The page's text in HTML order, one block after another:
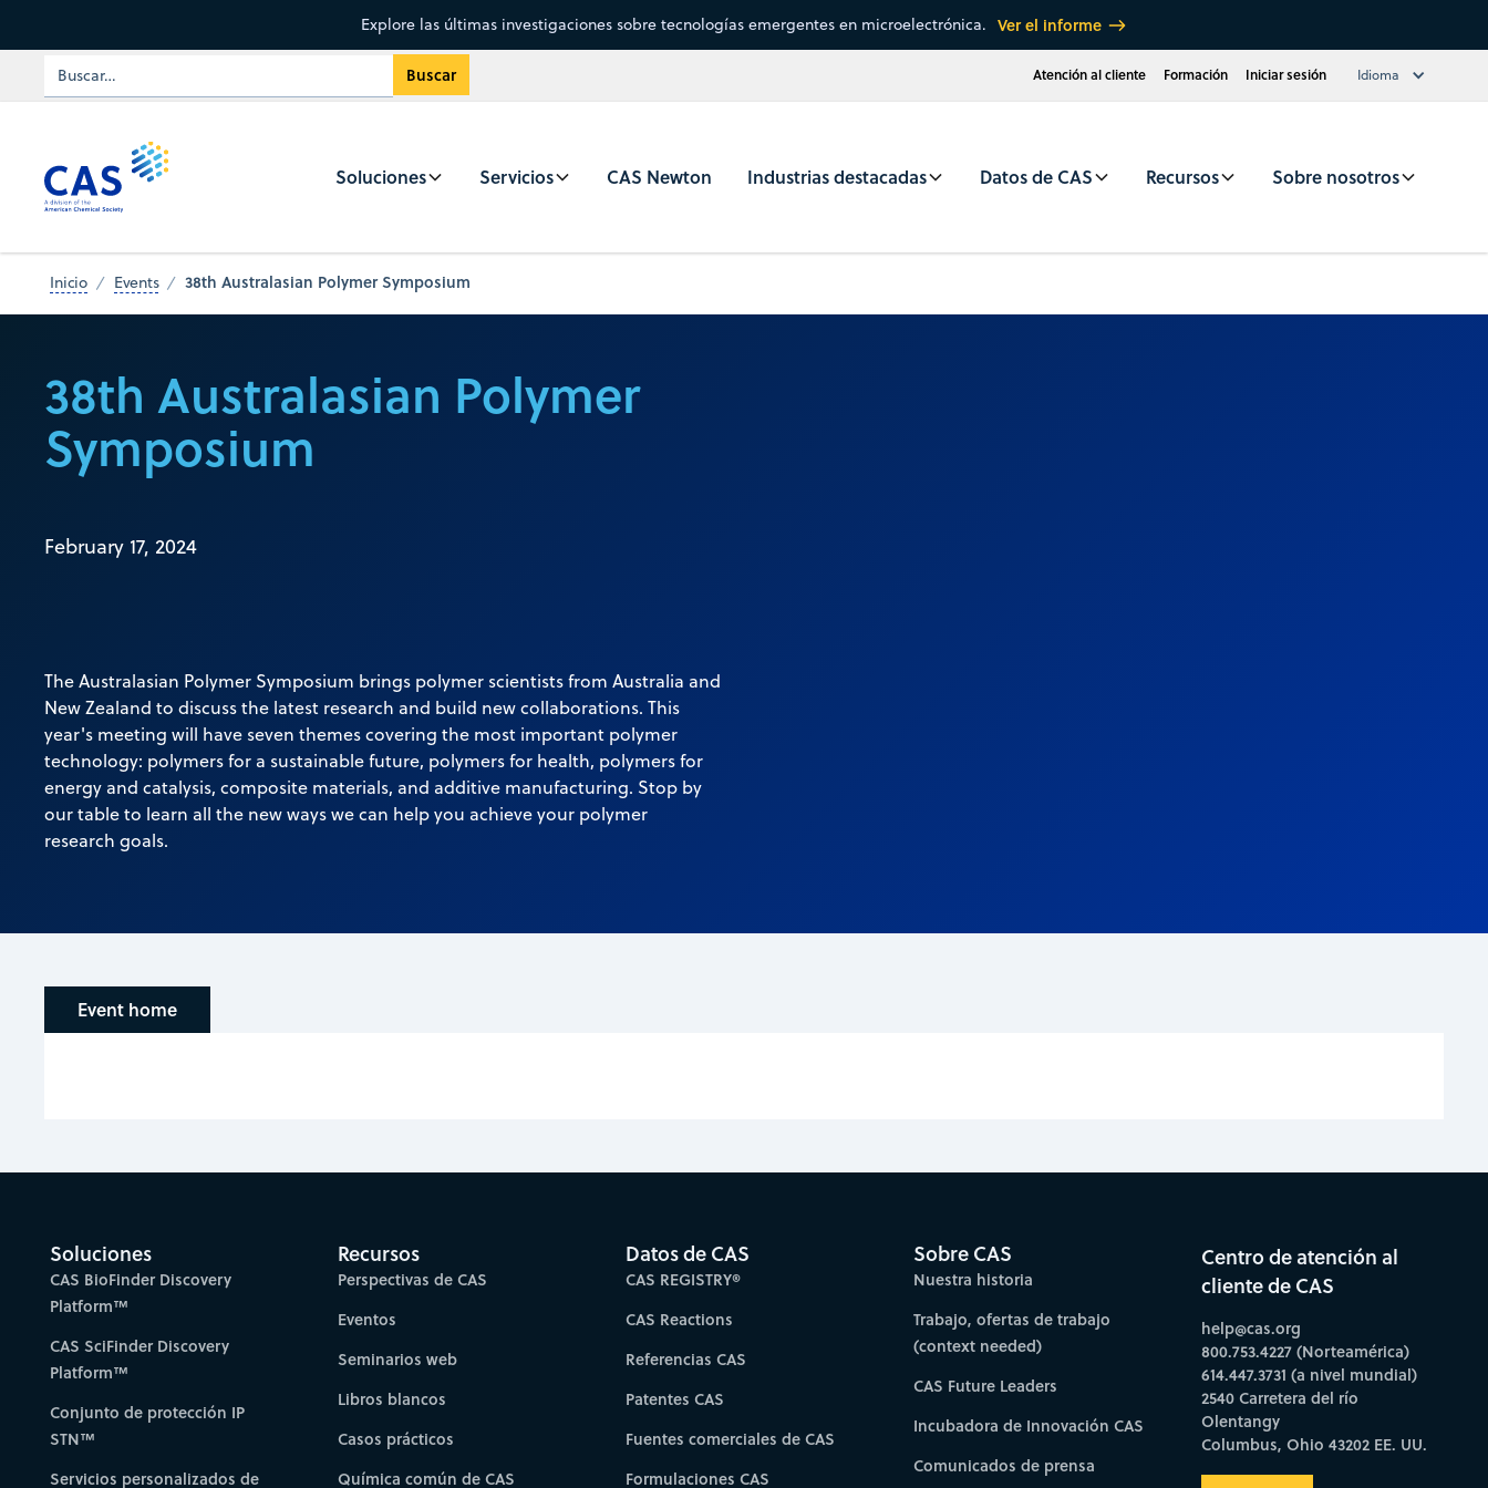
Explore las últimas investigaciones sobre tecnologías emergentes en microelectrónica. Ver el informe
Atención al cliente Formación Iniciar sesión Idioma
Soluciones Servicios CAS Newton Industrias destacadas Datos de CAS Recursos Sobre nosotros
Inicio Events 38th Australasian Polymer Symposium
38th Australasian Polymer
Symposium
February 17, 2024
The Australasian Polymer Symposium brings polymer scientists from Australia and
New Zealand to discuss the latest research and build new collaborations. This
year's meeting will have seven themes covering the most important polymer
technology: polymers for a sustainable future, polymers for health, polymers for
energy and catalysis, composite materials, and additive manufacturing. Stop by
our table to learn all the new ways we can help you achieve your polymer
research goals.
Event home
Soluciones
CAS BioFinder Discovery
Platform™
CAS SciFinder Discovery
Platform™
Conjunto de protección IP
STN™
Servicios personalizados de
Recursos
Perspectivas de CAS
Eventos
Seminarios web
Libros blancos
Casos prácticos
Química común de CAS
Datos de CAS
CAS REGISTRY®
CAS Reactions
Referencias CAS
Patentes CAS
Fuentes comerciales de CAS
Formulaciones CAS
Sobre CAS
Nuestra historia
Trabajo, ofertas de trabajo
(context needed)
CAS Future Leaders
Incubadora de Innovación CAS
Comunicados de prensa
Centro de atención al
cliente de CAS
help@cas.org
800.753.4227 (Norteamérica)
614.447.3731 (a nivel mundial)
2540 Carretera del río
Olentangy
Columbus, Ohio 43202 EE. UU.